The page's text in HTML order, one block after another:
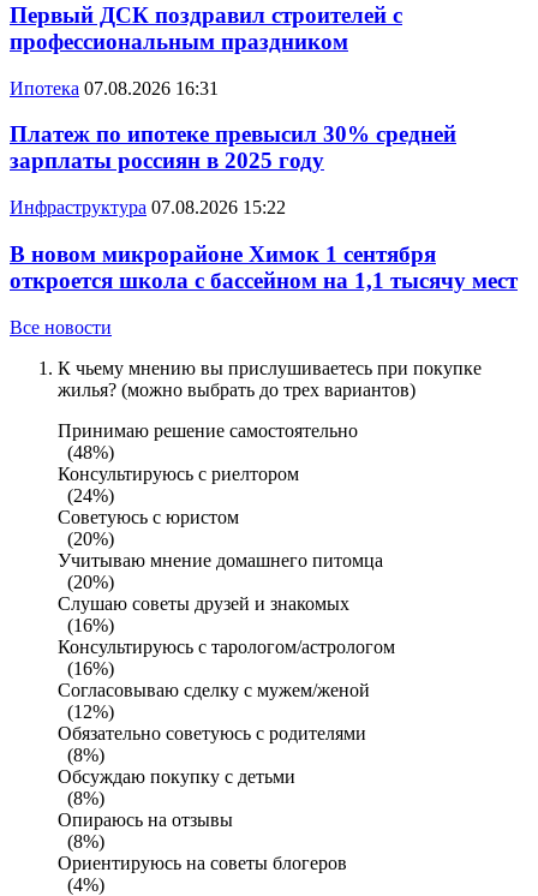
Первый ДСК поздравил строителей с
профессиональным праздником
Ипотека 07.08.2026 16:31
Платеж по ипотеке превысил 30% средней
зарплаты россиян в 2025 году
Инфраструктура 07.08.2026 15:22
В новом микрорайоне Химок 1 сентября
откроется школа с бассейном на 1,1 тысячу мест
Все новости
К чьему мнению вы прислушиваетесь при покупке
жилья? (можно выбрать до трех вариантов)
Принимаю решение самостоятельно
(48%)
Консультируюсь с риелтором
(24%)
Советуюсь с юристом
(20%)
Учитываю мнение домашнего питомца
(20%)
Слушаю советы друзей и знакомых
(16%)
Консультируюсь с тарологом/астрологом
(16%)
Согласовываю сделку с мужем/женой
(12%)
Обязательно советуюсь с родителями
(8%)
Обсуждаю покупку с детьми
(8%)
Опираюсь на отзывы
(8%)
Ориентируюсь на советы блогеров
(4%)